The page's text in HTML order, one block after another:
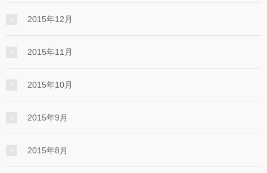
2015年12月
2015年11月
2015年10月
2015年9月
2015年8月